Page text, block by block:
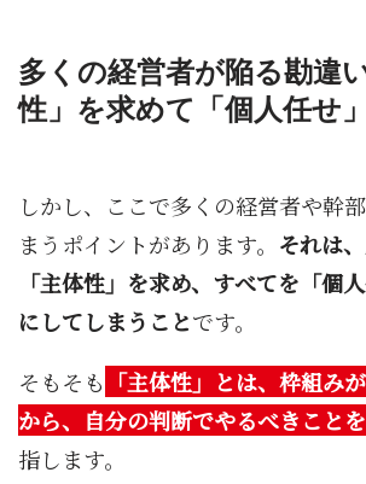
多くの経営者が陥る勘違
性」を求めて「個人任せ
しかし、ここで多くの経営者や幹
まうポイントがあります。 それは
「主体性」を求め、すべてを「個
にしてしまうことです。
そもそも 「主体性」とは、枠組み
から、自分の判断でやるべきこと
指します。